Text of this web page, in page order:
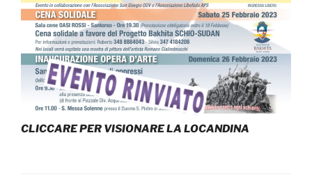
CLICCARE PER VISIONARE LA LOCANDINA